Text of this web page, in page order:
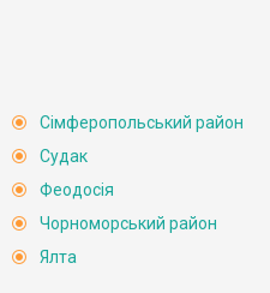
Сімферопольський район
Судак
Феодосія
Чорноморський район
Ялта